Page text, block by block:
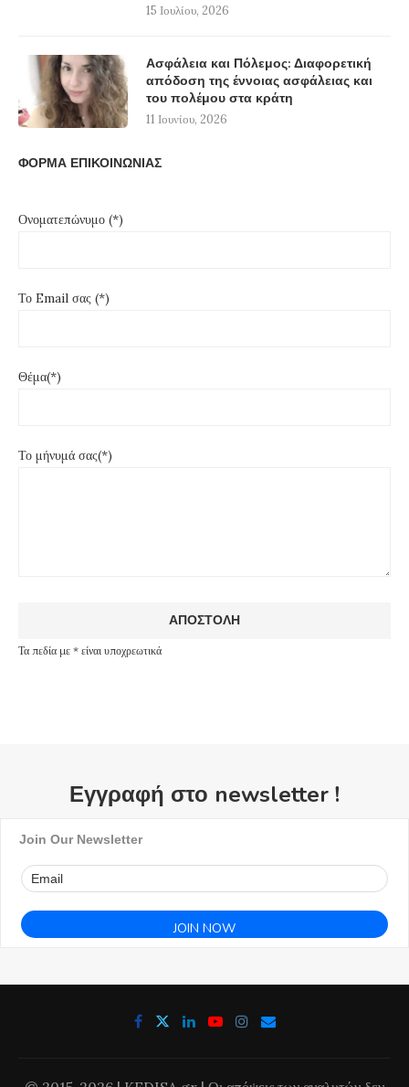
15 Ιουλίου, 2026
Ασφάλεια και Πόλεμος: Διαφορετική
απόδοση της έννοιας ασφάλειας και
του πολέμου στα κράτη
11 Ιουνίου, 2026
ΦΟΡΜΑ ΕΠΙΚΟΙΝΩΝΙΑΣ
Ονοματεπώνυμο (*)
Το Email σας (*)
Θέμα(*)
Το μήνυμά σας(*)
Τα πεδία με * είναι υποχρεωτικά
Εγγραφή στο newsletter !
Join Our Newsletter